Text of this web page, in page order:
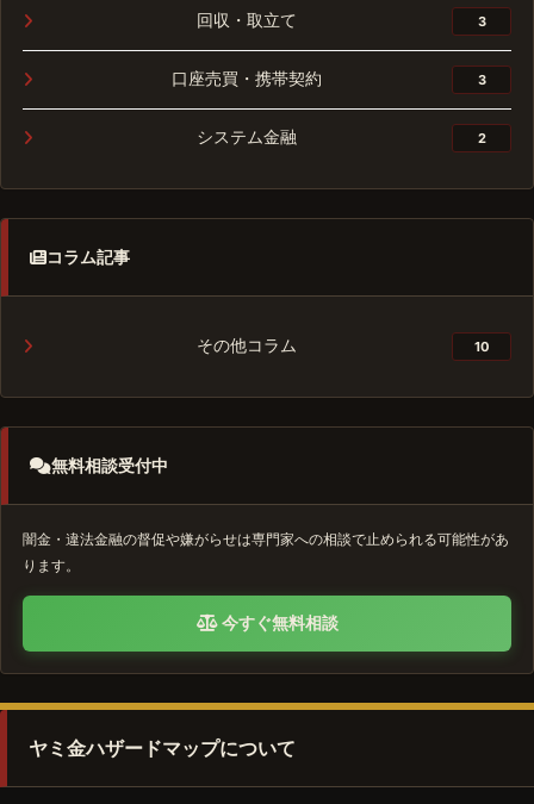
回収・取立て 3
口座売買・携帯契約 3
システム金融 2
コラム記事
その他コラム 10
無料相談受付中
闇金・違法金融の督促や嫌がらせは専門家への相談で止められる可能性があ
ります。
今すぐ無料相談
ヤミ金ハザードマップについて